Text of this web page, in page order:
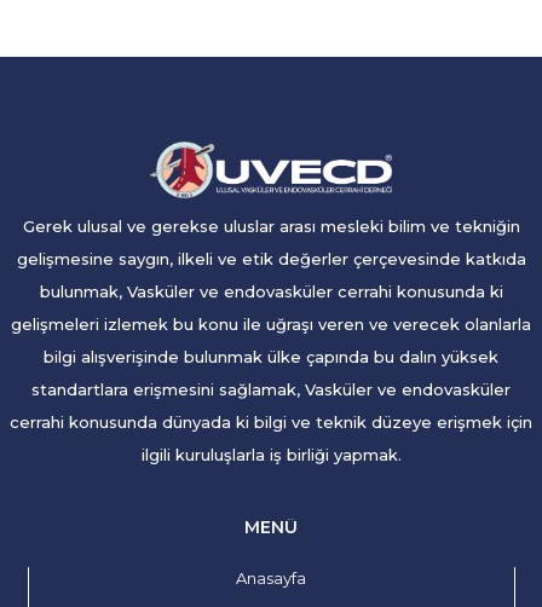
Gerek ulusal ve gerekse uluslar arası mesleki bilim ve tekniğin
gelişmesine saygın, ilkeli ve etik değerler çerçevesinde katkıda
bulunmak, Vasküler ve endovasküler cerrahi konusunda ki
gelişmeleri izlemek bu konu ile uğraşı veren ve verecek olanlarla
bilgi alışverişinde bulunmak ülke çapında bu dalın yüksek
standartlara erişmesini sağlamak, Vasküler ve endovasküler
cerrahi konusunda dünyada ki bilgi ve teknik düzeye erişmek için
ilgili kuruluşlarla iş birliği yapmak.
MENÜ
Anasayfa